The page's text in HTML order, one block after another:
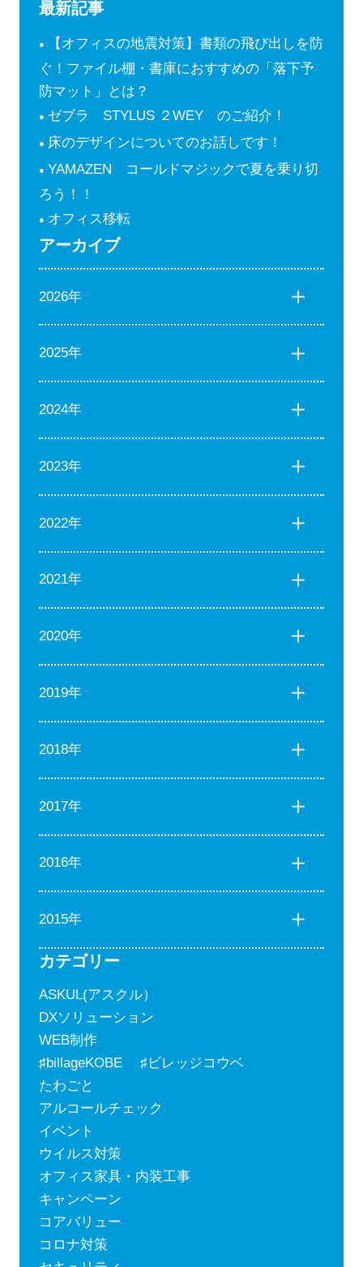
最新記事
【オフィスの地震対策】書類の飛び出しを防
ぐ！ファイル棚・書庫におすすめの「落下予
防マット」とは？
ゼブラ STYLUS ２WEY のご紹介！
床のデザインについてのお話しです！
YAMAZEN コールドマジックで夏を乗り切
ろう！！
オフィス移転
アーカイブ
2026年
2025年
2024年
2023年
2022年
2021年
2020年
2019年
2018年
2017年
2016年
2015年
カテゴリー
ASKUL(アスクル）
DXソリューション
WEB制作
♯billageKOBE ♯ビレッジコウベ
たわごと
アルコールチェック
イベント
ウイルス対策
オフィス家具・内装工事
キャンペーン
コアバリュー
コロナ対策